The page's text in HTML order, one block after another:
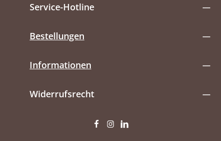
Service-Hotline
Bestellungen
Informationen
Widerrufsrecht